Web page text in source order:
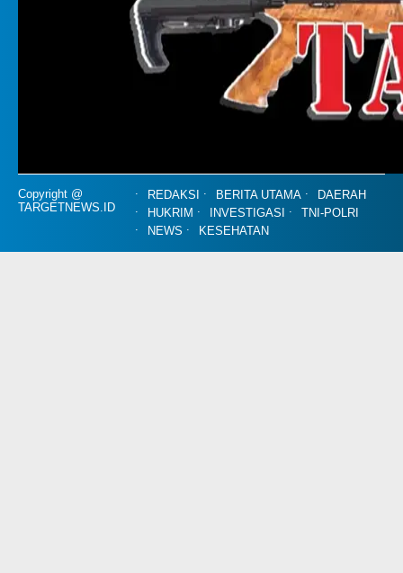
Copyright @
TARGETNEWS.ID
REDAKSI BERITA UTAMA
DAERAH
HUKRIM
INVESTIGASI
TNI-POLRI
NEWS
KESEHATAN